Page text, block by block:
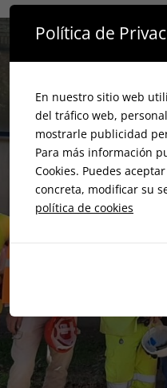
Política de
En nuestro sitio web
del tráfico web,
mostrarle publicidad
Para más información
Cookies. Puedes
concreta, modificar su
política de cookies